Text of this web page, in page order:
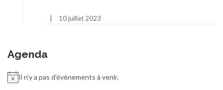
10 juillet 2023
Agenda
Il n’y a pas d’évènements à venir.